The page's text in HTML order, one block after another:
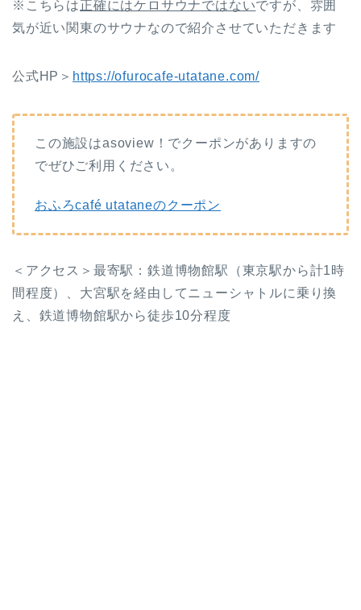
※こちらは正確にはケロサウナではないですが、雰囲
気が近い関東のサウナなので紹介させていただきます
公式HP＞ https://ofurocafe-utatane.com/
この施設はasoview！でクーポンがありますの
でぜひご利用ください。
おふろcafé utataneのクーポン
＜アクセス＞最寄駅：鉄道博物館駅（東京駅から計1時
間程度）、大宮駅を経由してニューシャトルに乗り換
え、鉄道博物館駅から徒歩10分程度